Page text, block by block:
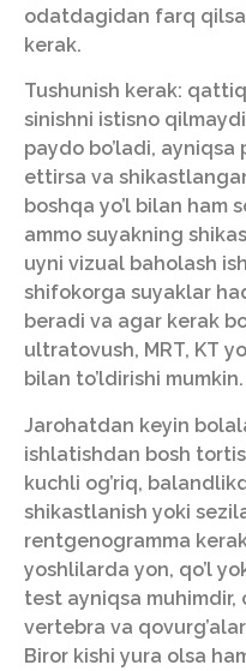
odatdagidan farq
kerak.
Tushunish kerak:
sinishni istisno
paydo bo’ladi,
ettirsa va
boshqa yo’l bilan ham
ammo suyakning
uyni vizual baholash
shifokorga suyaklar
beradi va agar kerak
ultratovush, MRT, KT
bilan to’ldirishi mumkin.
Jarohatdan keyin
ishlatishdan bosh
kuchli og’riq,
shikastlanish yoki
rentgenogramma
yoshlilarda yon, qo’l
test ayniqsa muhimdir,
vertebra va
Biror kishi yura olsa